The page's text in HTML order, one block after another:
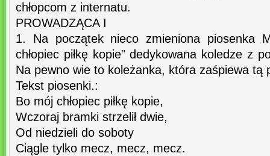
chłopcom z internatu.
PROWADZĄCA I
1. Na początek nieco zmieniona piosenka
chłopiec piłkę kopie" dedykowana koledze z
Na pewno wie to koleżanka, która zaśpiewa tą
Tekst piosenki.:
Bo mój chłopiec piłkę kopie,
Wczoraj bramki strzelił dwie,
Od niedzieli do soboty
Ciągle tylko mecz, mecz, mecz.